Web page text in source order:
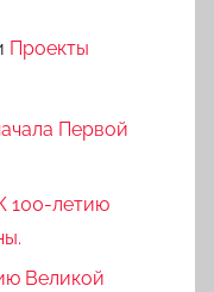
Проекты
Первой
100-летию
Великой